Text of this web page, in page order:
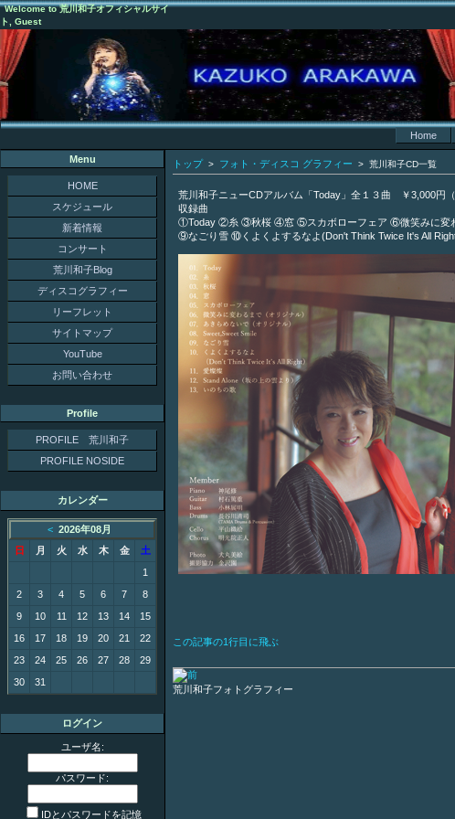
Welcome to 荒川和子オフィシャルサイ
ト, Guest
Home
Menu
HOME
スケジュール
新着情報
コンサート
荒川和子Blog
ディスコグラフィー
リーフレット
サイトマップ
YouTube
お問い合わせ
Profile
PROFILE 荒川和子
PROFILE NOSIDE
カレンダー
< 2026年08月
日
月 火 水 木 金
土
1
2
3 4 5 6 7
8
9
10 11 12 13 14
15
16
17 18 19 20 21
22
23
24 25 26 27 28
29
30
31
ログイン
ユーザ名:
パスワード:
IDとパスワードを記憶
トップ > フォト・ディスコ グラフィー > 荒川和子CD一覧
荒川和子ニューCDアルバム「Today」全１３曲 ￥3,000円
収録曲
①Today ②糸 ③秋桜 ④窓 ⑤スカボローフェア ⑥微笑みに変
⑨なごり雪 ⑩くよくよするなよ(Don't Think Twice It's All
この記事の1行目に飛ぶ
荒川和子フォトグラフィー